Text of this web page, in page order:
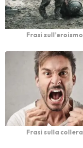
Frasi sull’eroismo
Frasi sulla collera